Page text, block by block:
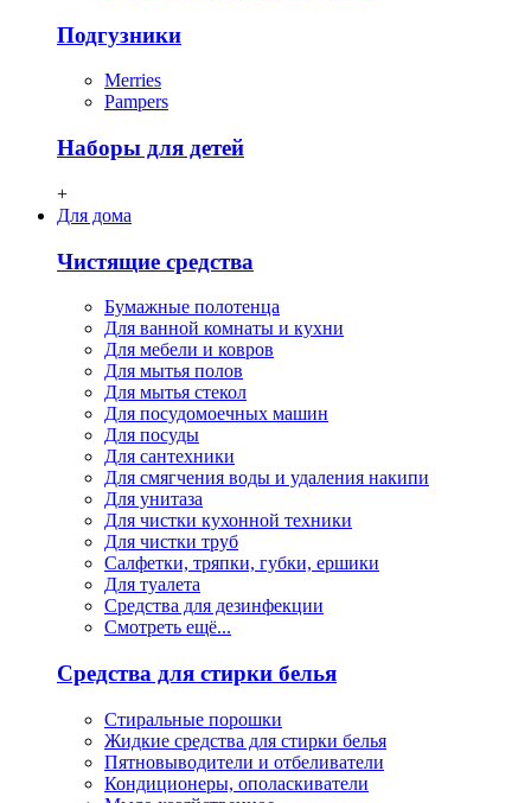
Подгузники
Merries
Pampers
Наборы для детей
+
Для дома
Чистящие средства
Бумажные полотенца
Для ванной комнаты и кухни
Для мебели и ковров
Для мытья полов
Для мытья стекол
Для посудомоечных машин
Для посуды
Для сантехники
Для смягчения воды и удаления накипи
Для унитаза
Для чистки кухонной техники
Для чистки труб
Салфетки, тряпки, губки, ершики
Для туалета
Средства для дезинфекции
Смотреть ещё...
Средства для стирки белья
Стиральные порошки
Жидкие средства для стирки белья
Пятновыводители и отбеливатели
Кондиционеры, ополаскиватели